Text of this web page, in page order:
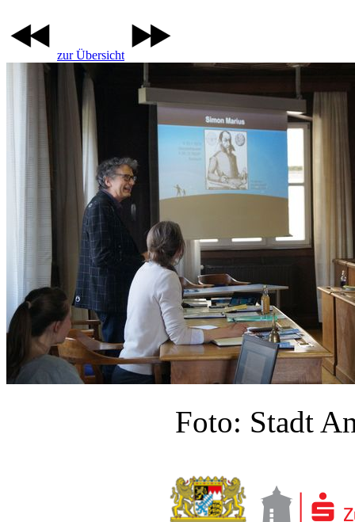
zur Übersicht
Foto: Stadt